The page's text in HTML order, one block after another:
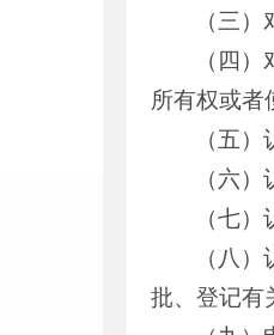
（三
（四
所有权或者
（五
（六
（七
（八
批、登记有